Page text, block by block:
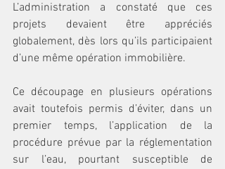
L’administration a constaté que ces
projets devaient être appréciés
globalement, dès lors qu’ils participaient
d’une même opération immobilière.
Ce découpage en plusieurs opérations
avait toutefois permis d’éviter, dans un
premier temps, l’application de la
procédure prévue par la réglementation
sur l’eau, pourtant susceptible de